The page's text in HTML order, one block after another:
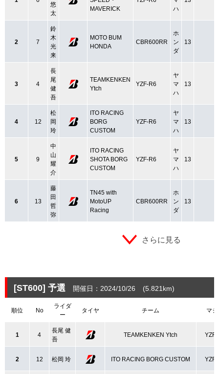
悠
太
MAVERICK
ハ
2 7
鈴
木
光
来
MOTO BUM
HONDA
CBR600RR
ホ
ン
ダ
13
3 4
長
尾
健
吾
TEAMKENKEN
Ytch
YZF-R6
ヤ
マ
ハ
13
4 12
松
岡
玲
ITO RACING
BORG
CUSTOM
YZF-R6
ヤ
マ
ハ
13
5 9
中
山
耀
介
ITO RACING
SHOTA BORG
CUSTOM
YZF-R6
ヤ
マ
ハ
13
6 13
藤
田
哲
弥
TN45 with
MotoUP
Racing
CBR600RR
ホ
ン
ダ
13
さらに見る
[ST600] 予選 開催日：2024/10/26 (5.821 km)
順位 No
ライダ
ー
タイヤ チーム マ
1 4
長尾 健
吾
TEAMKENKEN Ytch YZF-
2 12 松岡 玲 ITO RACING BORG CUSTOM YZF-